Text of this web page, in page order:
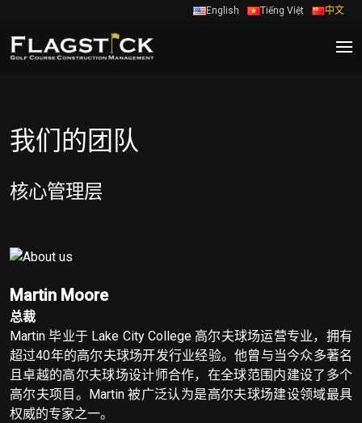
English Tiếng Việt 中文
我们的团队
核心管理层
Martin Moore
总裁
Martin 毕业于 Lake City College 高尔夫球场运营专业，拥有
超过40年的高尔夫球场开发行业经验。他曾与当今众多著名
且卓越的高尔夫球场设计师合作，在全球范围内建设了多个
高尔夫项目。Martin 被广泛认为是高尔夫球场建设领域最具
权威的专家之一。